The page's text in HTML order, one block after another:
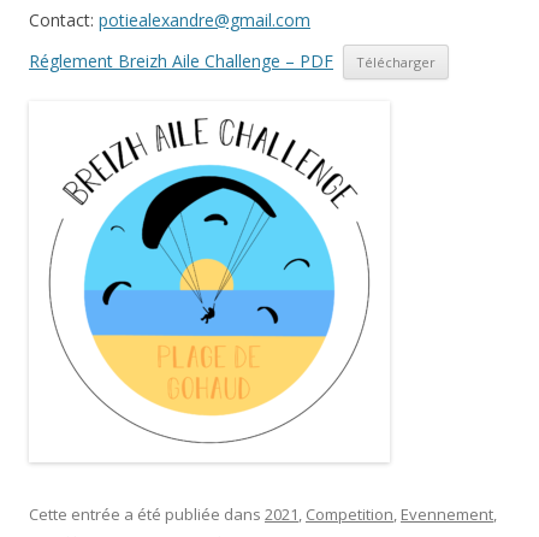
Contact: potiealexandre@gmail.com
Réglement Breizh Aile Challenge – PDF
Télécharger
Cette entrée a été publiée dans 2021, Competition, Evennement,